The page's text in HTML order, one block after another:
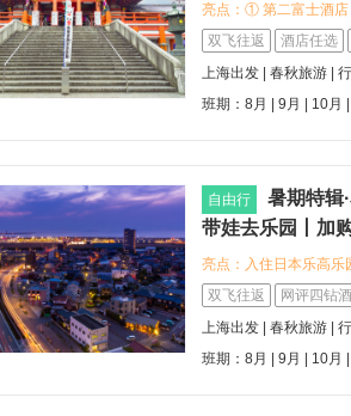
片，玩转京都古韵风情
全程网评四钻品质酒
温泉酒店，升级1晚日
拉满。
亮点：① 第二富士酒店
<br>:round_pushpin:
纽零距离<br>:star: 特
Trusty Nagoya Sakae
双飞往返 酒店任选
上海出发 | 春秋旅游 |
班期：8月 | 9月 | 10月 |
自由行
暑期特辑
带娃去乐园丨加
亮点：入住日本乐高乐
增添乐趣，紧邻乐高乐
如鳗鱼饭与鸡肉翅，
双飞往返 网评四钻
上海出发 | 春秋旅游 |
班期：8月 | 9月 | 10月 |